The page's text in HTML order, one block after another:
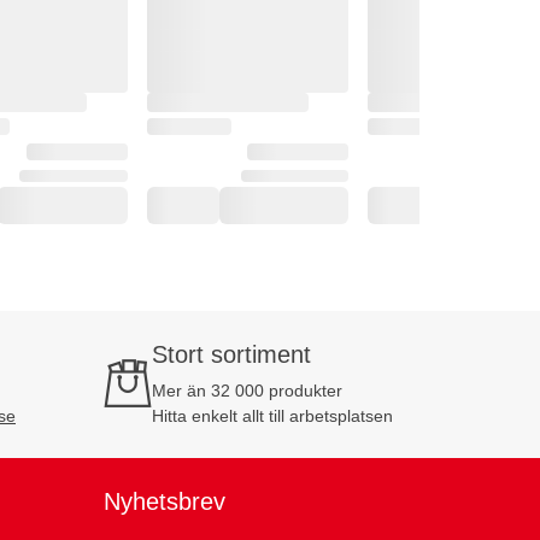
Stort sortiment
Mer än 32 000 produkter
Hitta enkelt allt till arbetsplatsen
Nyhetsbrev